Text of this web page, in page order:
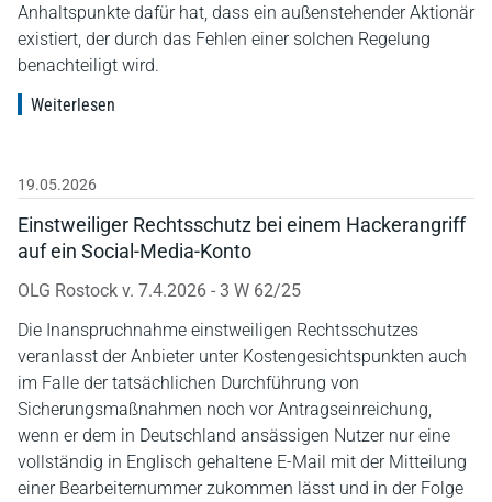
Anhaltspunkte dafür hat, dass ein außenstehender Aktionär
existiert, der durch das Fehlen einer solchen Regelung
benachteiligt wird.
Weiterlesen
19.05.2026
Einstweiliger Rechtsschutz bei einem Hackerangriff
auf ein Social-Media-Konto
OLG Rostock v. 7.4.2026 - 3 W 62/25
Die Inanspruchnahme einstweiligen Rechtsschutzes
veranlasst der Anbieter unter Kostengesichtspunkten auch
im Falle der tatsächlichen Durchführung von
Sicherungsmaßnahmen noch vor Antragseinreichung,
wenn er dem in Deutschland ansässigen Nutzer nur eine
vollständig in Englisch gehaltene E-Mail mit der Mitteilung
einer Bearbeiternummer zukommen lässt und in der Folge